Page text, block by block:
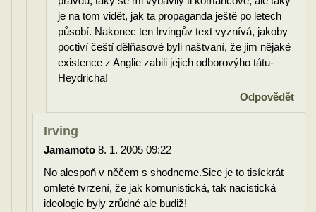
je na tom vidět, jak ta propaganda ještě po letech
působí. Nakonec ten Irvingův text vyznívá, jakoby
poctiví čeští dělňasové byli naštvaní, že jim nějaké
existence z Anglie zabili jejich odborovýho tátu-
Heydricha!
Odpovědět
Irving
Jamamoto 8. 1. 2005 09:22
No alespoň v něčem s shodneme.Sice je to tisíckrát
omleté tvrzení, že jak komunistická, tak nacistická
ideologie byly zrůdné ale budiž!